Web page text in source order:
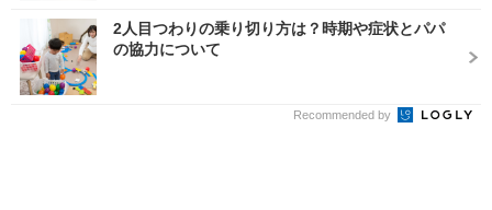
2人目つわりの乗り切り方は？時期や症状とパパ
の協力について
Recommended by